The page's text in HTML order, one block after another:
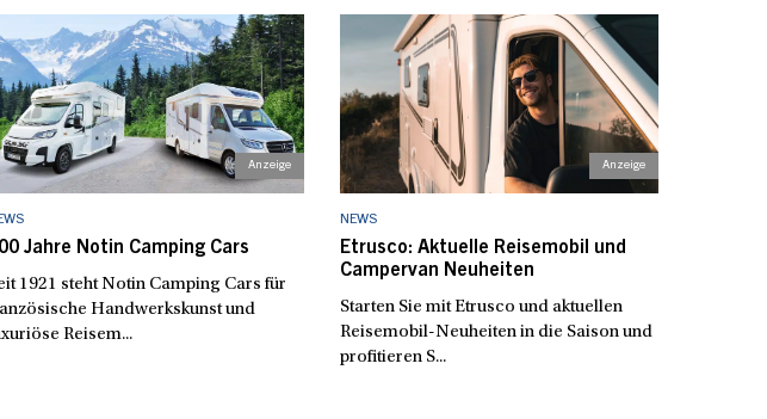
Jahre Notin Camping Cars
1921 steht Notin Camping Cars für
Handwerkskunst und
Reisem...
NEWS
Etrusco: Aktuelle Reisemobil und
Campervan Neuheiten
Starten Sie mit Etrusco und aktuellen
Reisemobil-Neuheiten in die Saison und
profitieren S...